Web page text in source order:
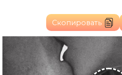
Скопировать